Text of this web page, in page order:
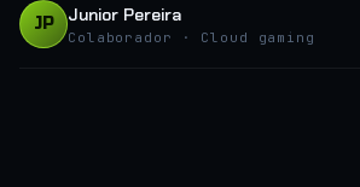
JP Junior Pereira
Colaborador · Cloud gaming